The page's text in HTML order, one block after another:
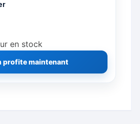
en stock
profite maintenant